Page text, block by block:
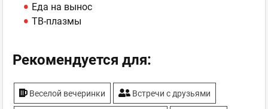
Еда на вынос
ТВ-плазмы
Рекомендуется для:
Веселой вечеринки Встречи с друзьями